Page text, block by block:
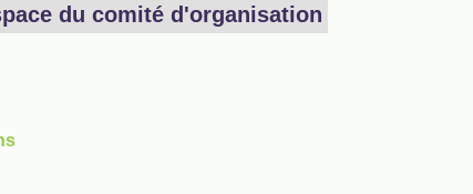
du comité d'organisation